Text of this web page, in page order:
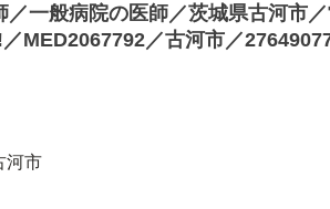
／一般病院の医師／茨城県古河市
MED2067792／古河市／
河市